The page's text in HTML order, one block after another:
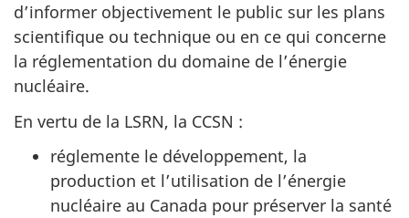
d’informer objectivement le public sur les plans
scientifique ou technique ou en ce qui concerne
la réglementation du domaine de l’énergie
nucléaire.
En vertu de la LSRN, la CCSN :
réglemente le développement, la
production et l’utilisation de l’énergie
nucléaire au Canada pour préserver la santé